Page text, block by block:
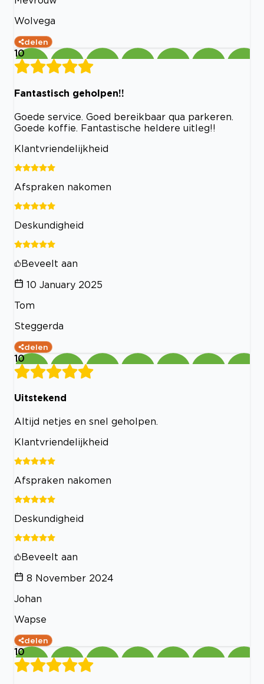
Wolvega
delen
10
Fantastisch geholpen!!
Goede service. Goed bereikbaar qua parkeren.
Goede koffie. Fantastische heldere uitleg!!
Klantvriendelijkheid
Afspraken nakomen
Deskundigheid
Beveelt aan
10 January 2025
Tom
Steggerda
delen
10
Uitstekend
Altijd netjes en snel geholpen.
Klantvriendelijkheid
Afspraken nakomen
Deskundigheid
Beveelt aan
8 November 2024
Johan
Wapse
delen
10